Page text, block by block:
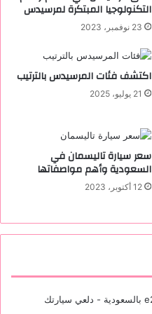
التكنولوجيا المبتكرة لمرسيدس
23 نوفمبر، 2023
اكتشف فئات المرسيدس بالترتيب
21 يوليو، 2025
سعر سيارة تاليسمان في
السعودية وأهم مواصفاتها
12 أكتوبر، 2023